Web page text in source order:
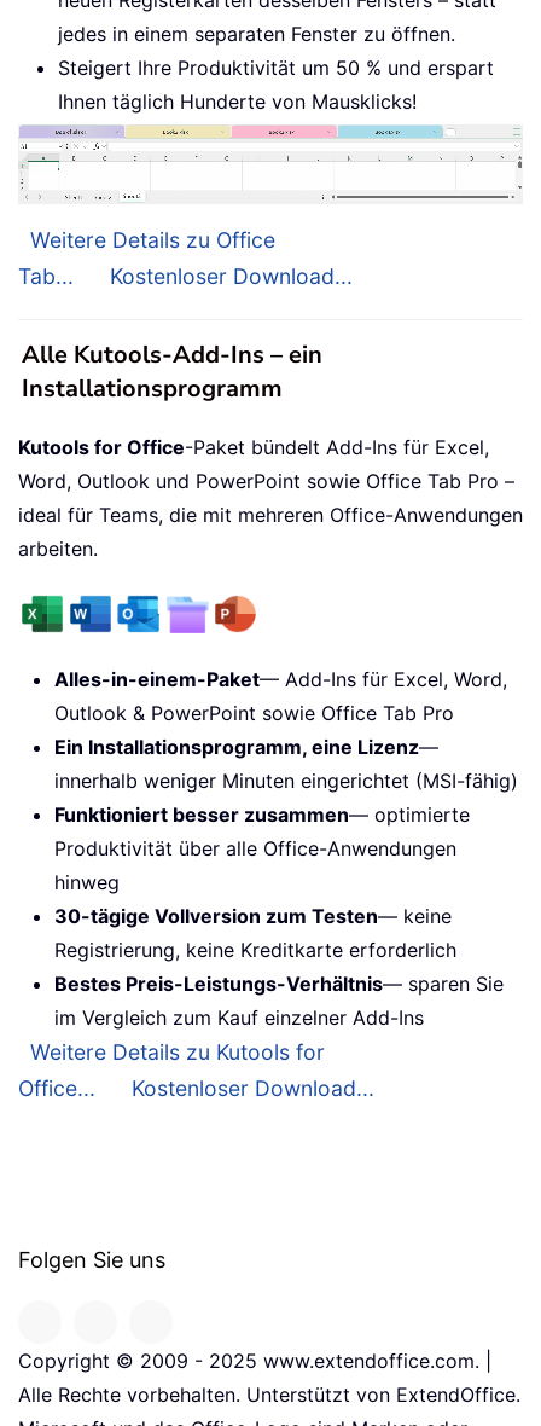
jedes in einem separaten Fenster zu öffnen.
Steigert Ihre Produktivität um 50 % und erspart
Ihnen täglich Hunderte von Mausklicks!
Weitere Details zu Office
Tab...
Kostenloser Download...
Alle Kutools-Add-Ins – ein
Installationsprogramm
Kutools for Office-Paket bündelt Add-Ins für Excel,
Word, Outlook und PowerPoint sowie Office Tab Pro –
ideal für Teams, die mit mehreren Office-Anwendungen
arbeiten.
Alles-in-einem-Paket— Add-Ins für Excel, Word,
Outlook & PowerPoint sowie Office Tab Pro
Ein Installationsprogramm, eine Lizenz—
innerhalb weniger Minuten eingerichtet (MSI-fähig)
Funktioniert besser zusammen— optimierte
Produktivität über alle Office-Anwendungen
hinweg
30-tägige Vollversion zum Testen— keine
Registrierung, keine Kreditkarte erforderlich
Bestes Preis-Leistungs-Verhältnis— sparen Sie
im Vergleich zum Kauf einzelner Add-Ins
Weitere Details zu Kutools for
Office...
Kostenloser Download...
Folgen Sie uns
Copyright © 2009 - 2025 www.extendoffice.com. |
Alle Rechte vorbehalten. Unterstützt von ExtendOffice.